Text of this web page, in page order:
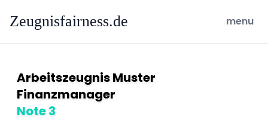
Zeugnisfairness.de open
menu
Arbeitszeugnis Muster
Finanzmanager
Note 3